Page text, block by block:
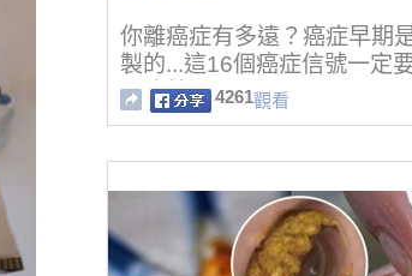
你離癌症有多遠？癌症早期
製的...這16個癌症信號一定
再晚就遲了4261觀看